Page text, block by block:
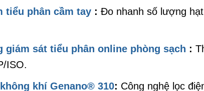
tiểu phân cầm tay: Đo nhanh số lượng
giám sát tiểu phân online phòng sạch :
ISO.
khí Genano® 310: Công nghệ lọc